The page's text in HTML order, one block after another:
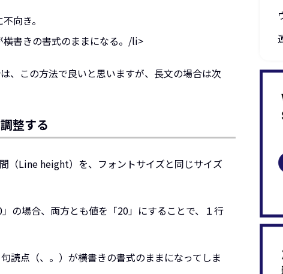
向き。
書きの書式のままになる。/li>
、この方法で良いと思いますが、長文の場合は次
整する
（Line height）を、フォントサイズと同じサイズ
の場合、両方とも値を「20」にすることで、１行
読点（、。）が横書きの書式のままになってしま